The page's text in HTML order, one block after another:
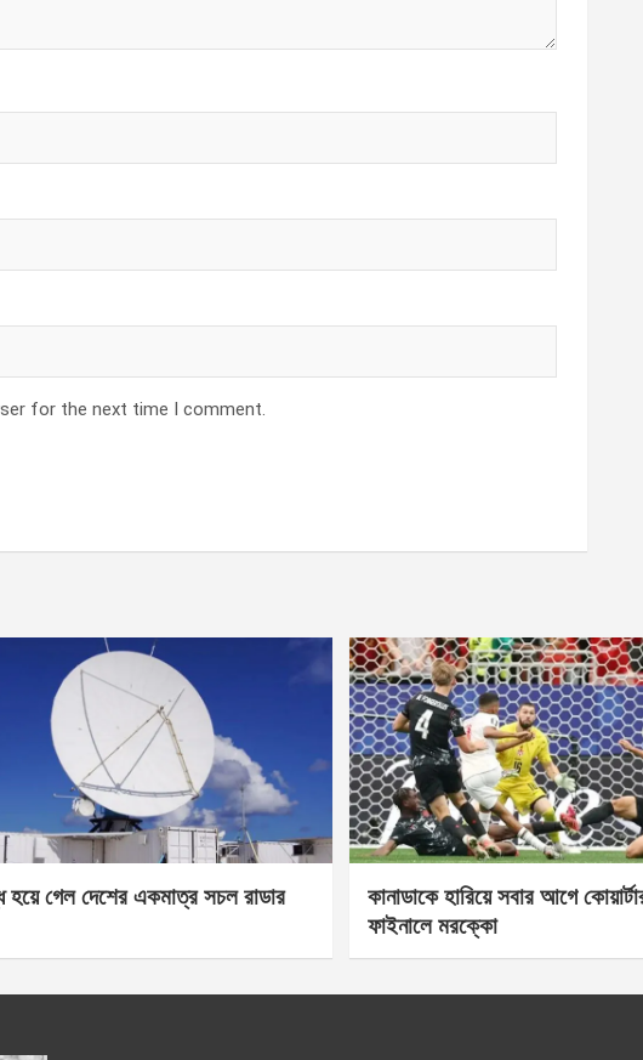
for the next time I comment.
হয়ে গেল দেশের একমাত্র সচল রাডার
কানাডাকে হারিয়ে সবার আগে
ফাইনালে মরক্কো